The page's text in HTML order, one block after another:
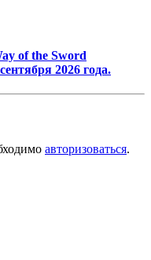
of the Sword
2026 года.
авторизоваться.